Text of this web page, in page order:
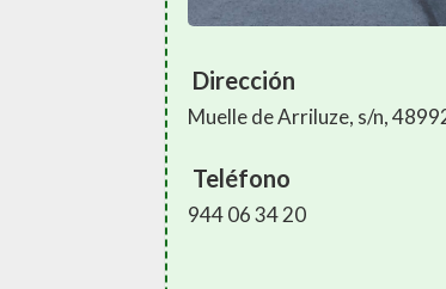
Dirección
Muelle de Arriluze, s/n,
Teléfono
944 06 34 20